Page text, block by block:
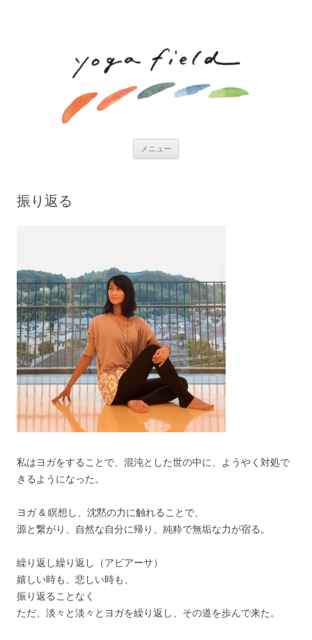
メニュー
振り返る
私はヨガをすることで、混沌とした世の中に、ようやく対処で
きるようになった。
ヨガ & 瞑想し、沈黙の力に触れることで、
源と繋がり、自然な自分に帰り、純粋で無垢な力が宿る。
繰り返し繰り返し（アビアーサ）
嬉しい時も、悲しい時も、
振り返ることなく
ただ、淡々と淡々とヨガを繰り返し、その道を歩んで来た。